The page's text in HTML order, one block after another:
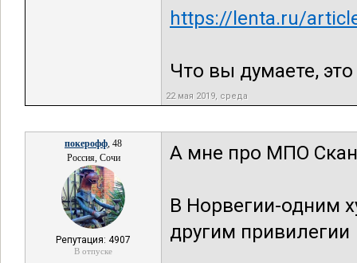
https://lenta.ru/
Что вы думаете,
22 мая 2019, среда
покерофф, 48
Россия, Сочи
Репутация: 4907
В отпуске
А мне про МПО
В Норвегии-одним
другим привилегии